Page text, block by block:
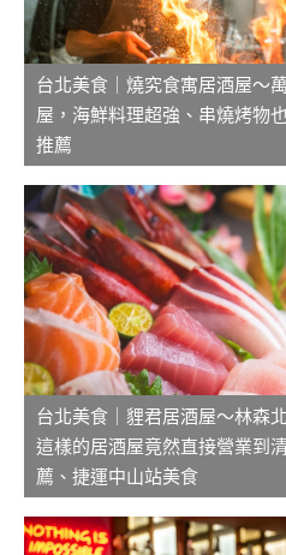
台北美食｜燒究食寓居酒屋～
屋，海鮮料理超強、串燒烤物
推薦
台北美食｜貍君居酒屋～林森
這樣的居酒屋竟然直接營業到
薦、捷運中山站美食